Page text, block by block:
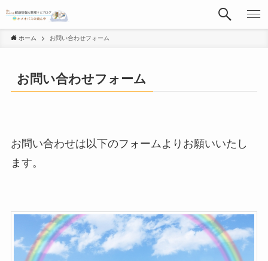
ホーム お問い合わせフォーム
お問い合わせフォーム
お問い合わせは以下のフォームよりお願いいたし
ます。